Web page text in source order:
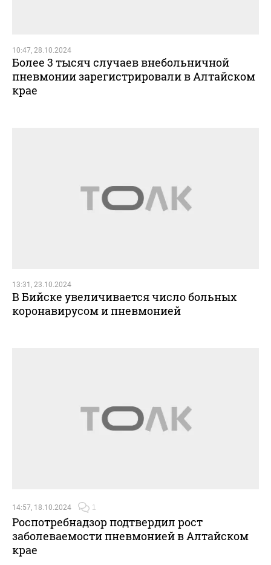
10:47, 28.10.2024
Более 3 тысяч случаев внебольничной
пневмонии зарегистрировали в Алтайском
крае
13:31, 23.10.2024
В Бийске увеличивается число больных
коронавирусом и пневмонией
14:57, 18.10.2024 1
Роспотребнадзор подтвердил рост
заболеваемости пневмонией в Алтайском
крае